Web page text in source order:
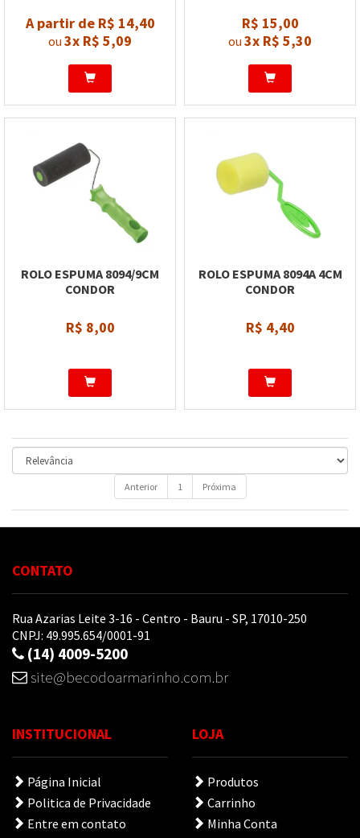
A partir de R$ 14,40
ou 3x R$ 5,09
R$ 15,00
ou 3x R$ 5,30
ROLO ESPUMA 8094/9CM
CONDOR
R$ 8,00
ROLO ESPUMA 8094A 4CM
CONDOR
R$ 4,40
Anterior 1 Próxima
CONTATO
Rua Azarias Leite 3-16 - Centro - Bauru - SP, 17010-250
CNPJ: 49.995.654/0001-91
(14) 4009-5200
site@becodoarmarinho.com.br
INSTITUCIONAL
Página Inicial
Politica de Privacidade
Entre em contato
LOJA
Produtos
Carrinho
Minha Conta